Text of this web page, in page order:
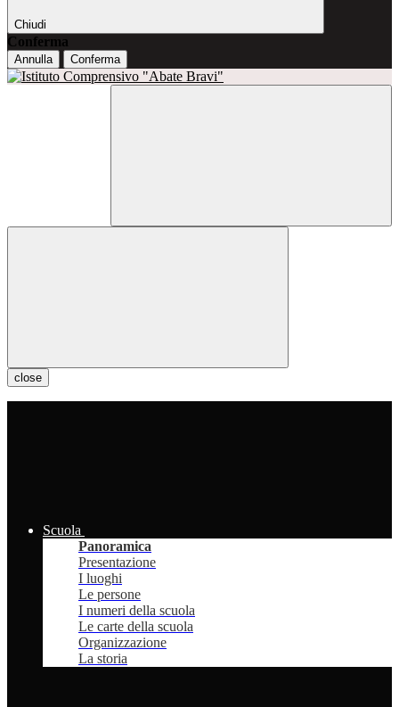
Chiudi
Conferma
Annulla Conferma
close
Scuola
Panoramica
Presentazione
I luoghi
Le persone
I numeri della scuola
Le carte della scuola
Organizzazione
La storia